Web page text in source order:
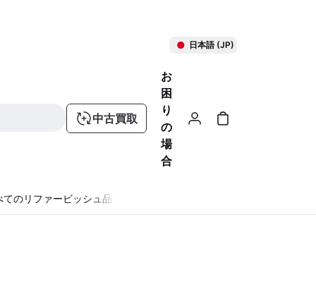
日本語 (JP)
中古買取
お
困
り
の
場
合
てのリファービッシュ品